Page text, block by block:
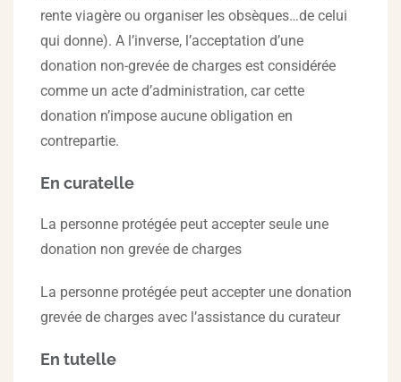
rente viagère ou organiser les obsèques…de celui
qui donne). A l’inverse, l’acceptation d’une
donation non-grevée de charges est considérée
comme un acte d’administration, car cette
donation n’impose aucune obligation en
contrepartie.
En curatelle
La personne protégée peut accepter seule une
donation non grevée de charges
La personne protégée peut accepter une donation
grevée de charges avec l’assistance du curateur
En tutelle